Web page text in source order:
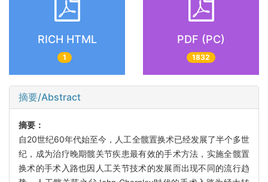
RICH HTML
1
PDF (PC)
1832
摘要/Abstract
摘要：
自20世纪60年代始至今，人工全髋置换术已经发展了半个多世
纪，成为治疗晚期髋关节疾患最有效的手术方法，实施全髋置
换术的手术入路也因人工关节技术的发展而出现不同的流行趋